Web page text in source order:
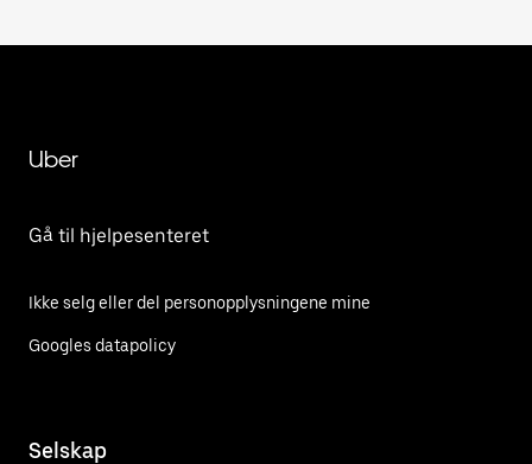
Uber
Gå til hjelpesenteret
Ikke selg eller del personopplysningene mine
Googles datapolicy
Selskap